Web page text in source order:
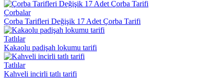
Çorbalar
Çorba Tarifleri Değişik 17 Adet Çorba Tarifi
Tatlılar
Kakaolu padişah lokumu tarifi
Tatlılar
Kahveli incirli tatlı tarifi